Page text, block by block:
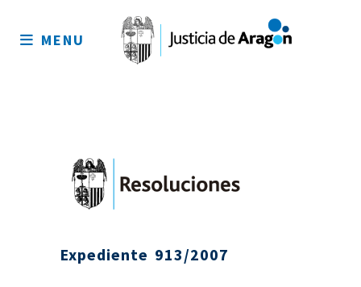
sitio
MENU
Expediente 913/2007